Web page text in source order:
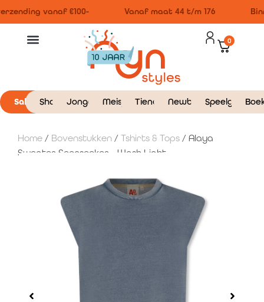
vanaf €100- Vanaf maat 44 t/m 176
0
Sale Shop JongensMeisjes Tieners NewbornSpeelgoed
Home / Bovenstukken / Tshirts & Tops / Alaya
Sweater Seenseeker – Wash Light